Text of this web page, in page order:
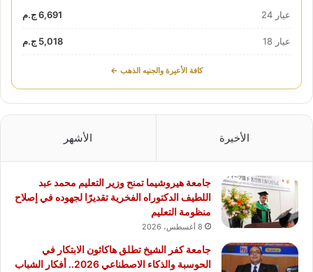
عيار 24 6,691 ج.م
عيار 18 5,018 ج.م
كافة الأعيرة والجنيه الذهب ←
الأخيرة الأشهر
جامعة هيروشيما تمنح وزير التعليم محمد عبد
اللطيف الدكتوراه الفخرية تقديرًا لجهوده في إصلاح
منظومة التعليم
8 أغسطس، 2026
جامعة كفر الشيخ تطلق هاكاثون الابتكار في
الحوسبة والذكاء الاصطناعي 2026.. أفكار الشباب